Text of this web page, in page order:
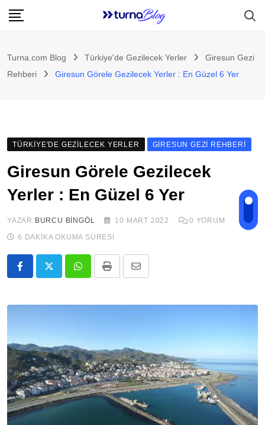
Skip
Turna.com Blog Türkiye'de Gezilecek Yerler
Giresun Gezi
Rehberi
Giresun Görele Gezilecek Yerler : En Güzel 6 Yer
TÜRKIYE'DE GEZILECEK YERLER GIRESUN GEZI REHBERI
Giresun Görele Gezilecek
Yerler : En Güzel 6 Yer
YAZAR: BURCU BINGÖL 10 MART 2022 0 YORUM
6 DAKIKA OKUMA SÜRESI
Whatsapp
Print
ile